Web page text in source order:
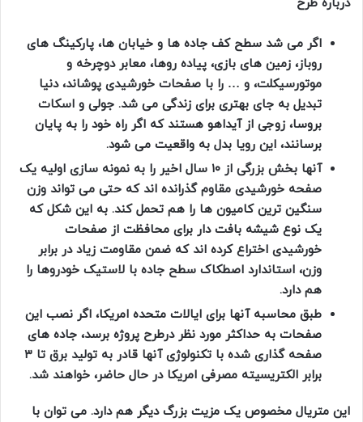
اگر می شد سطح کف جاده ها و خیابان ها، پارکینگ های
روباز، زمین های بازی، پیاده روها، معابر دوچرخه و
موتورسیکلت، و … را با صفحات خورشیدی پوشاند، دنیا
تبدیل به جای بهتری برای زندگی می شد. جولی و اسکات
بروسا، زوجی از آیداهو هستند که اگر راه خود را به پایان
برسانند، این رویا بدل به واقعیت می شود.
آنها بخش بزرگی از ۱۰ سال اخیر را به نمونه سازی اولیه یک
صفحه خورشیدی مقاوم گذرانده اند که حتی می تواند وزن
سنگین ترین کامیون ها را هم تحمل کند. به این شکل که
یک نوع شیشه بافت دار برای محافظت از صفحات
خورشیدی اختراع کرده اند که ضمن مقاومت زیاد در برابر
وزن، استاندارد اصطکاک سطح جاده با لاستیک خودروها را
هم دارد.
طبق محاسبه آنها برای ایالات متحده امریکا، اگر نصب این
صفحات به حداکثر مورد نظر درطرح پروژه برسد، جاده های
صفحه گذاری شده با تکنولوژی آنها قادر به تولید برق تا ۳
برابر الکتریسیته مصرفی امریکا در حال حاضر، خواهند شد.
این متریال مخصوص یک مزیت بزرگ دیگر هم دارد. می توان با